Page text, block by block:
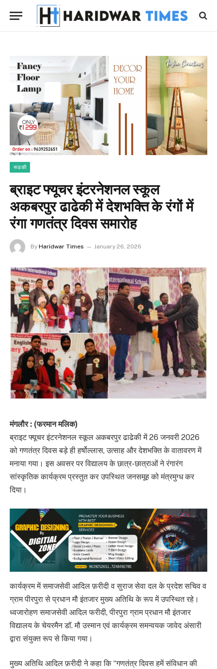
रूडकी
ब्राइट फ्यूचर इंटरनेशनल स्कूल
अकबरपुर ढाढेकी में देशभक्ति के रंगों में
रंगा गणतंत्र दिवस समारोह
By Haridwar Times January 26, 2026
मंगलौर : (फरमान मलिक)
ब्राइट फ्यूचर इंटरनेशनल स्कूल अकबरपुर ढाढेकी में 26 जनवरी 2026
को गणतंत्र दिवस बड़े ही हर्षोल्लास, उत्साह और देशभक्ति के वातावरण में
मनाया गया। इस अवसर पर विद्यालय के छात्र-छात्राओं ने रंगारंग
सांस्कृतिक कार्यक्रम प्रस्तुत कर उपस्थित जनसमूह को मंत्रमुग्ध कर
दिया।
कार्यक्रम में समाजसेवी आदिल फ़रीदी व सुराज सेवा दल के प्रदेश सचिव व
ग्राम पीरपुरा से प्रधान मौ इंतजार मुख्य अतिथि के रूप में उपस्थित रहे।
ध्वजारोहण समाजसेवी आदिल फरीदी, पीरपुरा ग्राम प्रधान मौ इंतजार
विद्यालय के चेयरमैन डॉ. मौ उस्मान एवं कार्यक्रम समन्वयक जावेद अंसारी
द्वारा संयुक्त रूप से किया गया।
मुख्य अतिथि आदिल फ़रीदी ने कहा कि “गणतंत्र दिवस हमें संविधान की